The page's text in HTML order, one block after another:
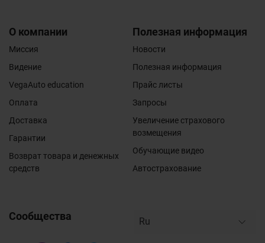
О компании
Миссия
Видение
VegaAuto education
Оплата
Доставка
Гарантии
Возврат товара и денежных
средств
Полезная информация
Новости
Полезная информация
Прайс листы
Запросы
Увеличение страхового
возмещения
Обучающие видео
Автострахование
Сообщества